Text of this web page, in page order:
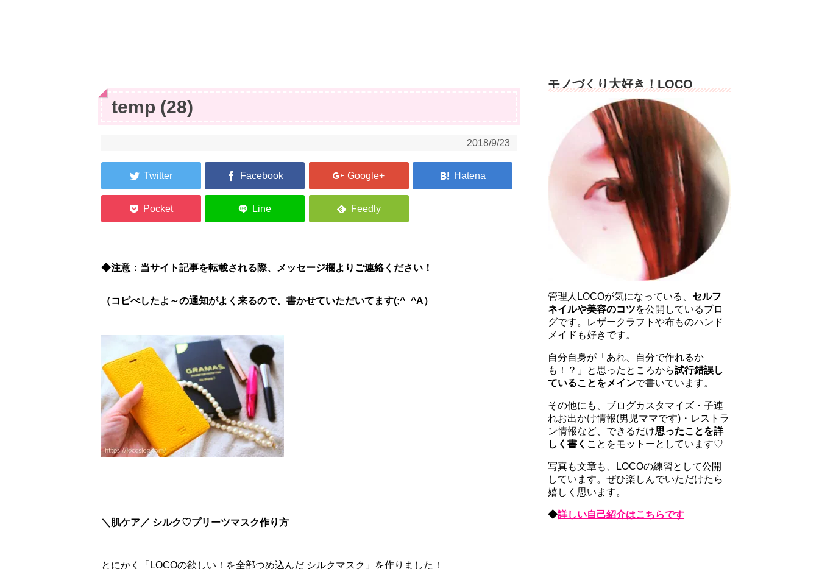
temp (28)
2018/9/23
◆注意：当サイト記事を転載される際、メッセージ欄よりご連絡ください！
（コピぺしたよ～の通知がよく来るので、書かせていただいてます(;^_^A）
＼肌ケア／ シルク♡プリーツマスク作り方
とにかく「LOCOの欲しい！を全部つめ込んだ シルクマスク」を作りました！
モノづくり大好き！LOCO
管理人LOCOが気になっている、 セルフ
ネイルや美容のコツを公開しているブロ
グです。レザークラフトや布ものハンド
メイドも好きです。
自分自身が「あれ、自分で作れるか
も！？」と思ったところから試行錯誤し
ていることをメインで書いています。
その他にも、ブログカスタマイズ・子連
れお出かけ情報(男児ママです)・レストラ
ン情報など、できるだけ思ったことを詳
しく書く ことをモットーとしています♡
写真も文章も、LOCOの練習として公開
しています。ぜひ楽しんでいただけたら
嬉しく思います。
◆詳しい自己紹介はこちらです